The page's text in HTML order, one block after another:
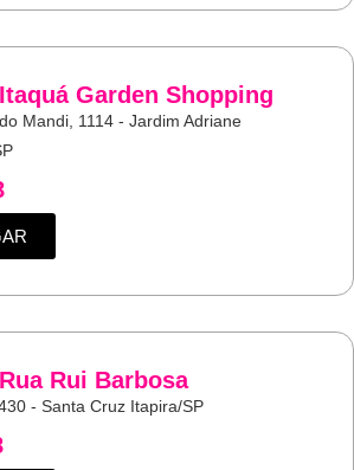
Garden Shopping
Mandi, 1114 - Jardim Adriane
Rui Barbosa
- Santa Cruz Itapira/SP